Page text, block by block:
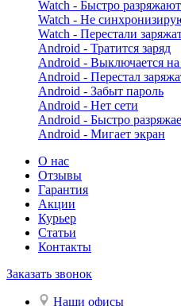
Watch - Быстро
Watch - Не
Watch - Перестали
Android - Тратится заряд
Android - Выключается на
Android - Перестал
Android - Забыт пароль
Android - Нет сети
Android - Быстро
Android - Мигает экран
О нас
Отзывы
Гарантия
Акции
Курьер
Статьи
Контакты
Заказать звонок
Наши офисы